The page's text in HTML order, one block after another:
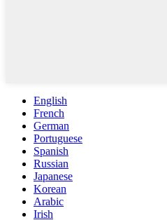
English
French
German
Portuguese
Spanish
Russian
Japanese
Korean
Arabic
Irish